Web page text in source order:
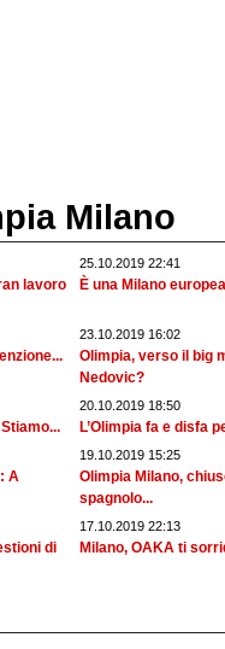
Milano
lavoro
25.10.2019 22:41
È una Milano
23.10.2019 16:02
Olimpia, verso il big
Nedovic?
20.10.2019 18:50
L’Olimpia fa e disfa
A
19.10.2019 15:25
Olimpia Milano,
spagnolo...
di
17.10.2019 22:13
Milano, OAKA ti